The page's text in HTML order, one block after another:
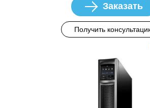
Заказать
Получить